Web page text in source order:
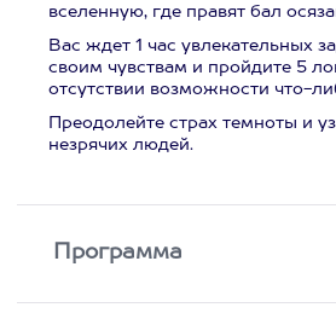
вселенную, где правят бал
Вас ждет 1 час увлекательных
своим чувствам и пройдите 5
отсутствии возможности что-
Преодолейте страх темноты и
незрячих людей.
Программа